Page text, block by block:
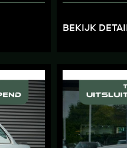
BEKIJK